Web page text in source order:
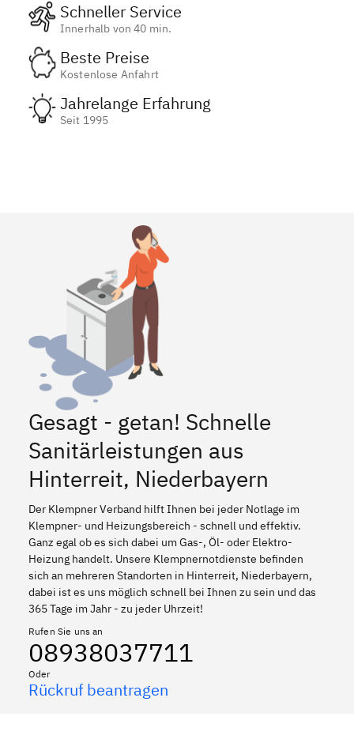
Schneller Service
Innerhalb von 40 min.
Beste Preise
Kostenlose Anfahrt
Jahrelange Erfahrung
Seit 1995
Gesagt - getan! Schnelle
Sanitärleistungen aus
Hinterreit, Niederbayern
Der Klempner Verband hilft Ihnen bei jeder Notlage im
Klempner- und Heizungsbereich - schnell und effektiv.
Ganz egal ob es sich dabei um Gas-, Öl- oder Elektro-
Heizung handelt. Unsere Klempnernotdienste befinden
sich an mehreren Standorten in Hinterreit, Niederbayern,
dabei ist es uns möglich schnell bei Ihnen zu sein und das
365 Tage im Jahr - zu jeder Uhrzeit!
Rufen Sie uns an
08938037711
Oder
Rückruf beantragen